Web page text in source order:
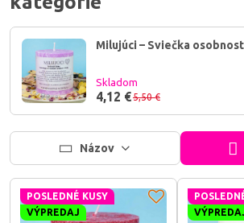
Milujúci – Sviečka
Skladom
4,12 €5,50 €
Názov
POSLEDNÉ KUSY
VÝPREDAJ